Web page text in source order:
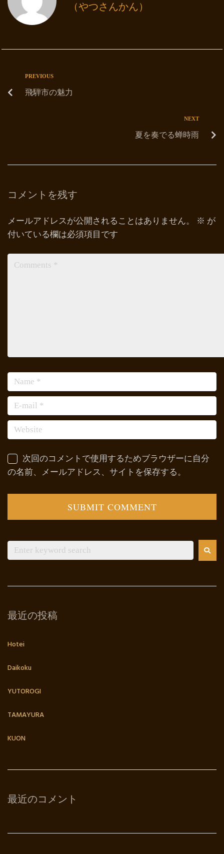
（やつさんかん）
PREVIOUS
飛騨市の魅力
NEXT
夏を奏でる蝉時雨
コメントを残す
メールアドレスが公開されることはありません。 ※ が
付いている欄は必須項目です
次回のコメントで使用するためブラウザーに自分
の名前、メールアドレス、サイトを保存する。
最近の投稿
Hotei
Daikoku
YUTOROGI
TAMAYURA
KUON
最近のコメント